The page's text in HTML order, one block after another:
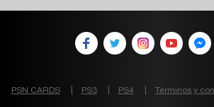
PSN CARDS PS3 PS4 Términos y